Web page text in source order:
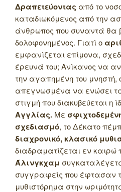
Δραπετεύοντας από το
καταδιωκόμενος από την
άνθρωπος που συναντά θα
δολοφονημένος. Γιατί ο
εμφανίζεται επίμονα,
έρευνά του; Ανίκανος να
την αγαπημένη του μνηστή,
απεγνωσμένα να ενώσει
στιγμή που διακυβεύεται η
Αγγλίας. Με
σχεδιασμό, το Δέκατο
διαχρονικό, κλασικό
διαδραματίζεται εν καιρώ
Άλινγκχαμ
συγγραφείς που έφτασαν
μυθιστόρημα στην